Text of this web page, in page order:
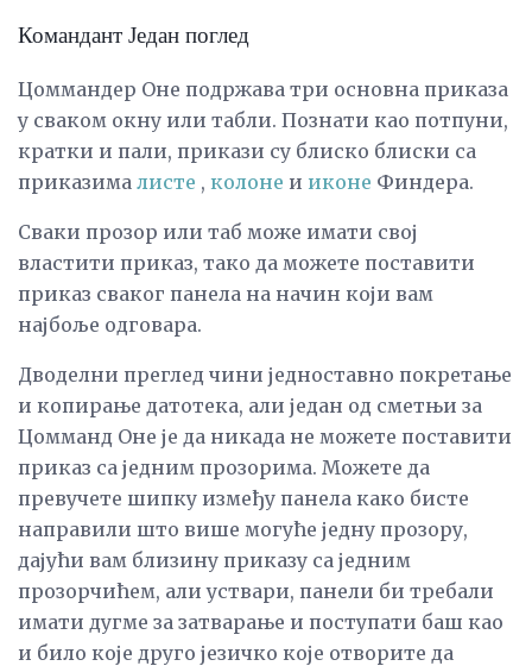
Командант Један поглед
Цоммандер Оне подржава три основна приказа
у сваком окну или табли. Познати као потпуни,
кратки и пали, прикази су блиско блиски са
приказима листе , колоне и иконе Финдера.
Сваки прозор или таб може имати свој
властити приказ, тако да можете поставити
приказ сваког панела на начин који вам
најбоље одговара.
Дводелни преглед чини једноставно покретање
и копирање датотека, али један од сметњи за
Цомманд Оне је да никада не можете поставити
приказ са једним прозорима. Можете да
превучете шипку између панела како бисте
направили што више могуће једну прозору,
дајући вам близину приказу са једним
прозорчићем, али уствари, панели би требали
имати дугме за затварање и поступати баш као
и било које друго језичко које отворите да